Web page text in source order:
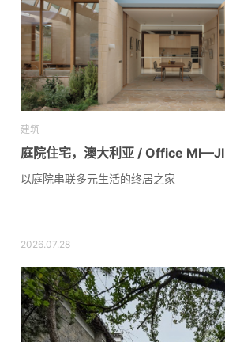
建筑
庭院住宅，澳大利亚 / Office MI—JI
以庭院串联多元生活的终居之家
2026.07.28